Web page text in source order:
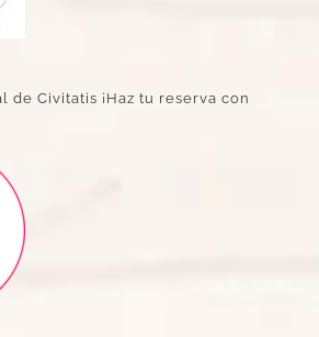
de Civitatis ¡Haz tu reserva con